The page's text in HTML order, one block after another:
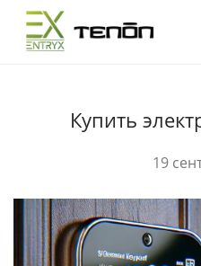
Купить
19